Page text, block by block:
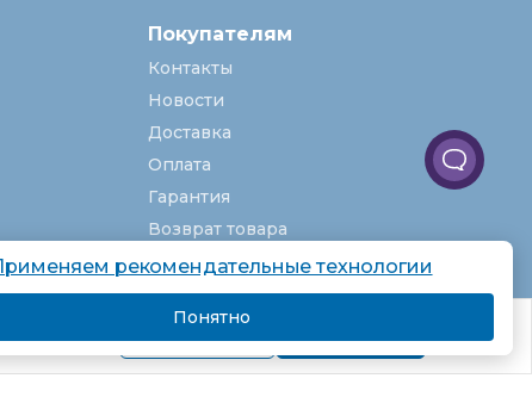
Подробнее Я согласен
Покупателям
Контакты
Новости
Доставка
Оплата
Гарантия
Возврат товара
Услуги
О компании
Вакансии
Карта сайта
рекомендательные технологии
Понятно